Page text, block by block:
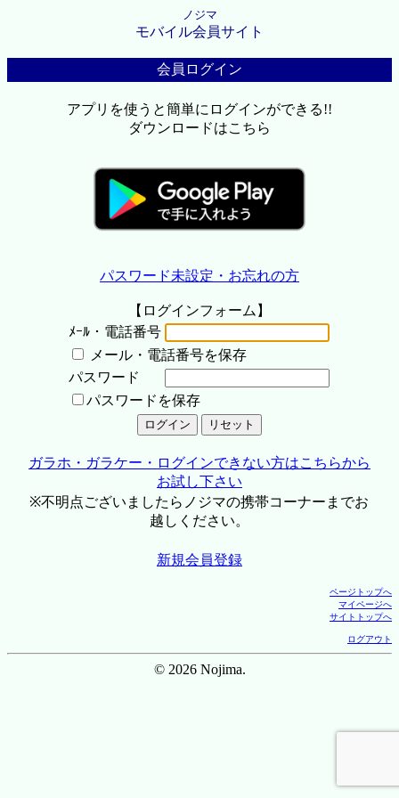
ノジマ
モバイル会員サイト
会員ログイン
アプリを使うと簡単にログインができる!!
ダウンロードはこちら
パスワード未設定・お忘れの方
【ログインフォーム】
ﾒｰﾙ・電話番号
メール・電話番号を保存
パスワード
パスワードを保存
ガラホ・ガラケー・ログインできない方はこちらから
お試し下さい
※不明点ございましたらノジマの携帯コーナーまでお
越しください。
新規会員登録
ページトップへ
マイページへ
サイトトップへ
ログアウト
© 2026 Nojima.